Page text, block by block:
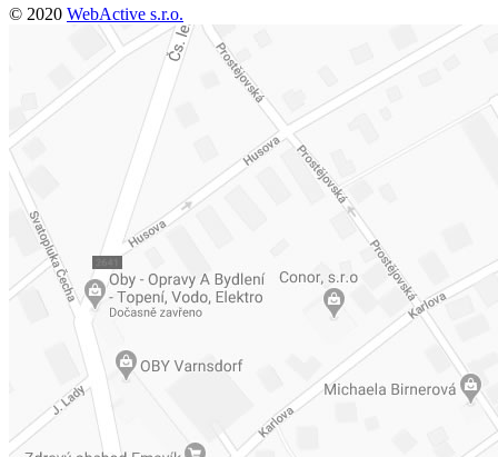
© 2020 WebActive s.r.o.